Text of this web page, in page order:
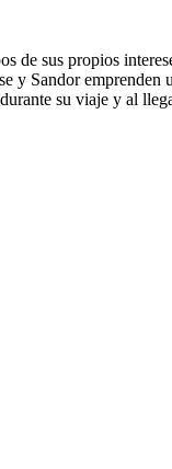
de sus propios
y Sandor emprenden
su viaje y al